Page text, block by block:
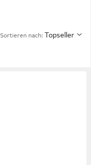
Sortieren nach: Topseller